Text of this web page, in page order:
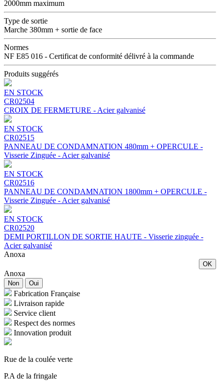
2000mm maximum
Type de sortie
Marche 380mm + sortie de face
Normes
NF E85 016 - Certificat de conformité délivré à la commande
Produits suggérés
EN STOCK
CR02504
CROIX DE FERMETURE - Acier galvanisé
EN STOCK
CR02515
PANNEAU DE CONDAMNATION 480mm + OPERCULE -
Visserie Zinguée - Acier galvanisé
EN STOCK
CR02516
PANNEAU DE CONDAMNATION 1800mm + OPERCULE -
Visserie Zinguée - Acier galvanisé
EN STOCK
CR02520
DEMI PORTILLON DE SORTIE HAUTE - Visserie zinguée -
Acier galvanisé
Anoxa
OK
Anoxa
Non Oui
Fabrication Française
Livraison rapide
Service client
Respect des normes
Innovation produit
Rue de la coulée verte
P.A de la fringale